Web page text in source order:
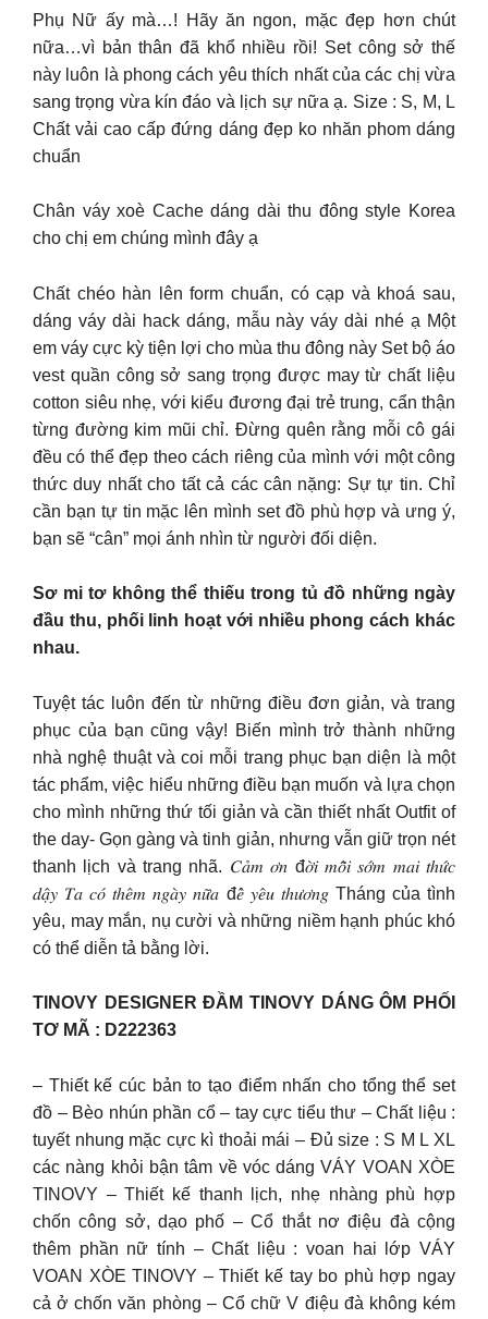
Phụ Nữ ấy mà…! Hãy ăn ngon, mặc đẹp hơn chút
nữa…vì bản thân đã khổ nhiều rồi! Set công sở thế
này luôn là phong cách yêu thích nhất của các chị vừa
sang trọng vừa kín đáo và lịch sự nữa ạ. Size : S, M, L
Chất vải cao cấp đứng dáng đẹp ko nhăn phom dáng
chuẩn
Chân váy xoè Cache dáng dài thu đông style Korea
cho chị em chúng mình đây ạ
Chất chéo hàn lên form chuẩn, có cạp và khoá sau,
dáng váy dài hack dáng, mẫu này váy dài nhé ạ Một
em váy cực kỳ tiện lợi cho mùa thu đông này Set bộ áo
vest quần công sở sang trọng được may từ chất liệu
cotton siêu nhẹ, với kiểu đương đại trẻ trung, cẩn thận
từng đường kim mũi chỉ. Đừng quên rằng mỗi cô gái
đều có thể đẹp theo cách riêng của mình với một công
thức duy nhất cho tất cả các cân nặng: Sự tự tin. Chỉ
cần bạn tự tin mặc lên mình set đồ phù hợp và ưng ý,
bạn sẽ “cân” mọi ánh nhìn từ người đối diện.
Sơ mi tơ không thể thiếu trong tủ đồ những ngày
đầu thu, phối linh hoạt với nhiều phong cách khác
nhau.
Tuyệt tác luôn đến từ những điều đơn giản, và trang
phục của bạn cũng vậy! Biến mình trở thành những
nhà nghệ thuật và coi mỗi trang phục bạn diện là một
tác phẩm, việc hiểu những điều bạn muốn và lựa chọn
cho mình những thứ tối giản và cần thiết nhất Outfit of
the day- Gọn gàng và tinh giản, nhưng vẫn giữ trọn nét
thanh lịch và trang nhã. 𝐶𝑎̉𝑚 𝑜̛𝑛 đ𝑜̛̀𝑖 𝑚𝑜̂̃𝑖 𝑠𝑜̛́𝑚 𝑚𝑎𝑖 𝑡ℎ𝑢̛́𝑐
𝑑𝑎̣̂𝑦 𝑇𝑎 𝑐𝑜́ 𝑡ℎ𝑒̂𝑚 𝑛𝑔𝑎̀𝑦 𝑛𝑢̛̃𝑎 đ𝑒̂̉ 𝑦𝑒̂𝑢 𝑡ℎ𝑢̛𝑜̛𝑛𝑔 Tháng của tình
yêu, may mắn, nụ cười và những niềm hạnh phúc khó
có thể diễn tả bằng lời.
TINOVY DESIGNER ĐẦM TINOVY DÁNG ÔM PHỐI
TƠ MÃ : D222363
– Thiết kế cúc bản to tạo điểm nhấn cho tổng thể set
đồ – Bèo nhún phần cổ – tay cực tiểu thư – Chất liệu :
tuyết nhung mặc cực kì thoải mái – Đủ size : S M L XL
các nàng khỏi bận tâm về vóc dáng VÁY VOAN XÒE
TINOVY – Thiết kế thanh lịch, nhẹ nhàng phù hợp
chốn công sở, dạo phố – Cổ thắt nơ điệu đà cộng
thêm phần nữ tính – Chất liệu : voan hai lớp VÁY
VOAN XÒE TINOVY – Thiết kế tay bo phù hợp ngay
cả ở chốn văn phòng – Cổ chữ V điệu đà không kém